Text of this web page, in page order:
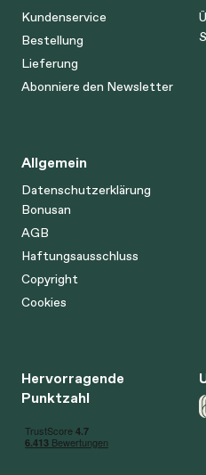
Kundenservice
Bestellung
Lieferung
Abonniere den Newsletter
Allgemein
Datenschutzerklärung
Bonusan
AGB
Haftungsausschluss
Copyright
Cookies
Hervorragende
Punktzahl